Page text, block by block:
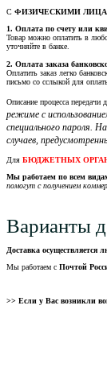
С ФИЗИЧЕСКИМИ
1. Оплата по счету или
Товар можно оплатить в
уточняйте в банке.
2. Оплата заказа
Оплатить заказ легко
письмо со сслыкой для
Описание процесса передачи
режиме с
специального пароля.
случаев,
Для БЮДЖЕТНЫХ
Мы работаем по всем
помогут с получением
Варианты
Доставка осуществляется
Мы работаем с Почтой
>> Если у Вас возникли